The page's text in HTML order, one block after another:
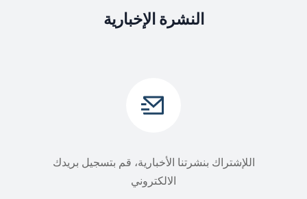
النشرة الإخبارية
اللإشتراك بنشرتنا الأخبارية، قم بتسجيل بريدك
الالكتروني